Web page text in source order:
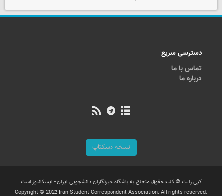
دسترسی سریع
تماس با ما
درباره ما
نسخه دسکتاپ
کپی رایت © کلیه حقوق متعلق به باشگاه خبرنگاران دانشجویی ایران - ایسکانیوز است
Copyright © 2022 Iran Student Correspondent Association. All rights reserved.